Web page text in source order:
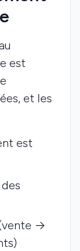
est
et les
est
→